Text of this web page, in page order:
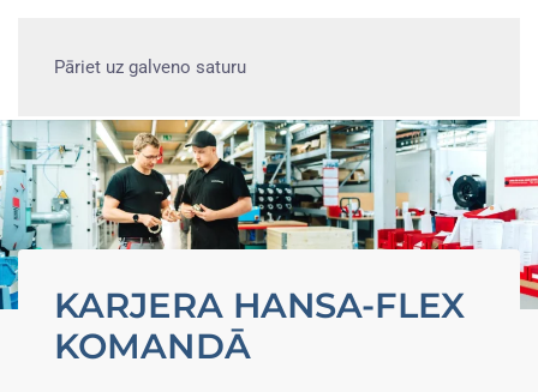
Pāriet uz galveno saturu
KARJERA HANSA-FLEX
KOMANDĀ